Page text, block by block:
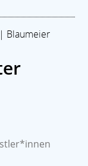
Blaumeier